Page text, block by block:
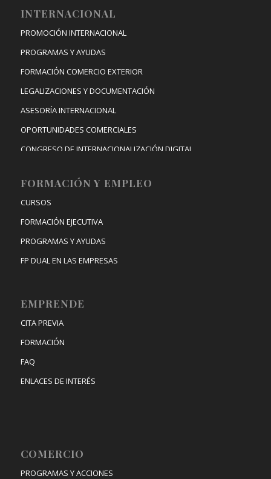
INTERNACIONAL
PROMOCIÓN INTERNACIONAL
PROGRAMAS Y AYUDAS
FORMACIÓN COMERCIO EXTERIOR
LEGALIZACIONES Y DOCUMENTACIÓN
ASESORÍA INTERNACIONAL
OPORTUNIDADES COMERCIALES
CONGRESO DE INTERNACIONALIZACIÓN DIGITAL
FORMACIÓN Y EMPLEO
CURSOS
FORMACIÓN EJECUTIVA
PROGRAMAS Y AYUDAS
FP DUAL EN LAS EMPRESAS
EMPRENDE
CITA PREVIA
FORMACIÓN
FAQ
ENLACES DE INTERÉS
COMERCIO
PROGRAMAS Y ACCIONES